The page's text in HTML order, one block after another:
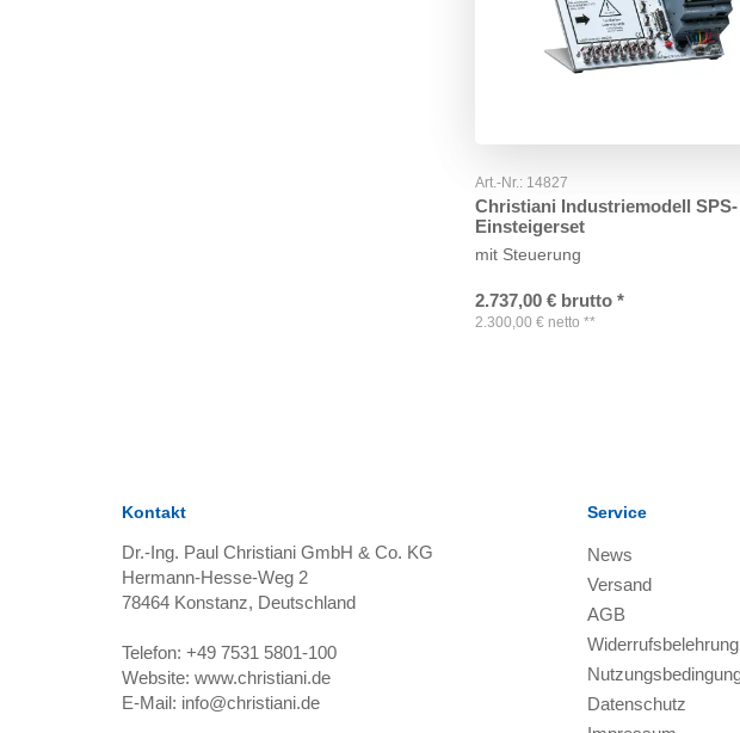
Art.-Nr.: 14827
Christiani Industriemodell SPS-
Einsteigerset
mit Steuerung
2.737,00 € brutto *
2.300,00 € netto **
Kontakt
Dr.-Ing. Paul Christiani GmbH & Co. KG
Hermann-Hesse-Weg 2
78464 Konstanz, Deutschland
Telefon: +49 7531 5801-100
Website: www.christiani.de
E-Mail: info@christiani.de
Service
News
Versand
AGB
Widerrufsbelehrung
Datenschutz